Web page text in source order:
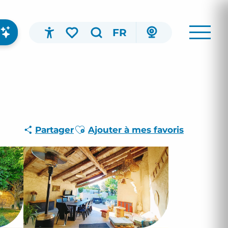
FR
PartagerAjouter aux favoris
Ajouter à mes favoris